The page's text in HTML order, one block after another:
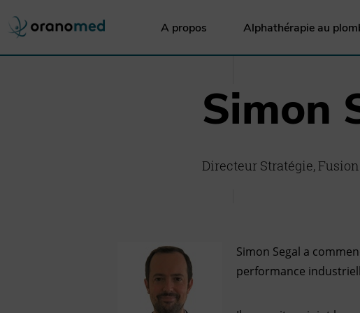
Go to header menu
A propos Alphathérapie au
Simon
Directeur Stratégie,
Simon Segal a
performance